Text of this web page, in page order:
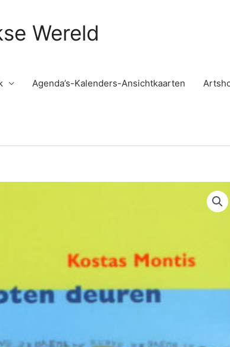
Wereld
Agenda’s-Kalenders-Ansichtkaarten